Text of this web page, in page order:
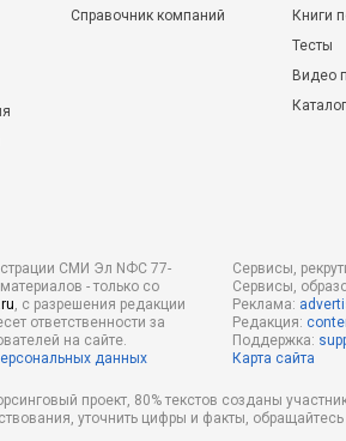
Справочник компаний
Книги
Тесты
Видео
СМИ Эл NФС 77-
- только со
, с разрешения редакции
ответственности за
на сайте.
данных
Сервисы,
Сервисы,
Реклама:
Редакция:
Поддержка:
Карта сайта
проект, 80% текстов созданы
уточнить цифры и факты,